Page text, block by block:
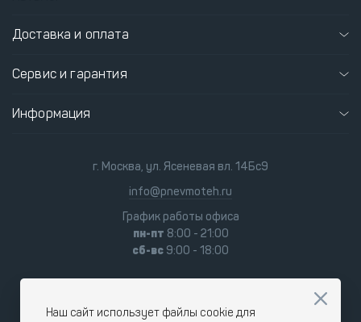
Доставка и оплата
Сервис и гарантия
Информация
г. Москва, ул. Ясеневая вл. 14Бс9
info@pnevmoteh.ru
График работы офиса
пн-пт 8:00 - 21:00
сб-вс 9:00 - 18:00
Наш сайт использует файлы cookie для